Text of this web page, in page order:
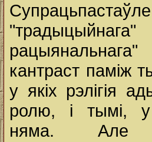
кантраст паміж
у якіх рэлігія
ролю, і тымі, у
няма. Але